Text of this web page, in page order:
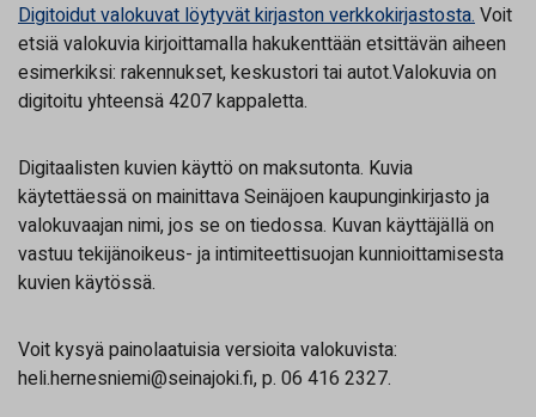
Digitoidut valokuvat löytyvät kirjaston verkkokirjastosta.Voit
etsiä valokuvia kirjoittamalla hakukenttään etsittävän aiheen
esimerkiksi: rakennukset, keskustori tai autot.Valokuvia on
digitoitu yhteensä 4207 kappaletta.
Digitaalisten kuvien käyttö on maksutonta. Kuvia
käytettäessä on mainittava Seinäjoen kaupunginkirjasto ja
valokuvaajan nimi, jos se on tiedossa. Kuvan käyttäjällä on
vastuu tekijänoikeus- ja intimiteettisuojan kunnioittamisesta
kuvien käytössä.
Voit kysyä painolaatuisia versioita valokuvista:
heli.hernesniemi@seinajoki.fi, p. 06 416 2327.